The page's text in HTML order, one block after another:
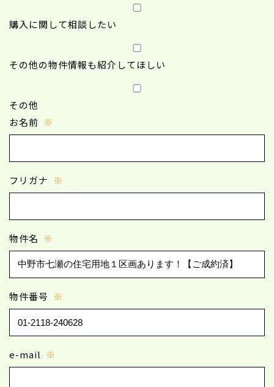
購入に関して相談したい
その他の物件情報も紹介してほしい
その他
お名前 ※
フリガナ ※
物件名 ※
物件番号 ※
e-mail ※